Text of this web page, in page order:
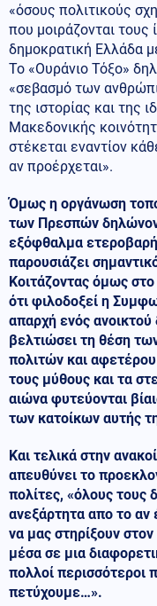
«όσους πολιτικούς
που μοιράζονται τους
δημοκρατική Ελλάδα
Το «Ουράνιο Τόξο»
«σεβασμό των
της ιστορίας και της
Μακεδονικής
στέκεται εναντίον
αν προέρχεται».
Όμως η οργάνωση
των Πρεσπών
εξόφθαλμα
παρουσιάζει
Κοιτάζοντας όμως
ότι φιλοδοξεί η
απαρχή ενός
βελτιώσει τη θέση
πολιτών και αφετέρου
τους μύθους και τα
αιώνα φυτεύονται
των κατοίκων αυτής
Και τελικά στην
απευθύνει το
πολίτες, «όλους τους
ανεξάρτητα απο το αν
να μας στηρίξουν
μέσα σε μια
πολλοί
πετύχουμε…».